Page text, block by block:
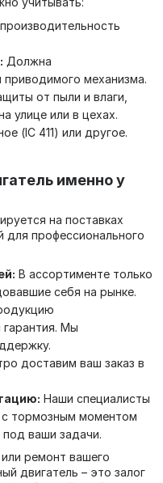
Должна
механизма.
от пыли и влаги,
улице или в цехах.
(IC 411) или другое.
именно у
на поставках
для профессионального
В ассортименте только
себя на рынке.
гарантия. Мы
доставим ваш заказ в
Наши специалисты
с тормозным моментом
ваши задачи.
ремонт вашего
двигатель – это залог